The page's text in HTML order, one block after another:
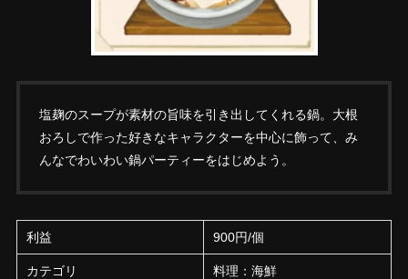
塩麹のスープが素材の旨味を引き出してくれる鍋。大根
おろしで作った好きなキャラクターを中心に飾って、み
んなでわいわい鍋パーティーをはじめよう。
利益 900円/個
カテゴリ
料理：海鮮